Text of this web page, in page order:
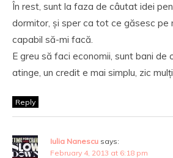
În rest, sunt la faza de câutat idei
dormitor, și sper ca tot ce găsesc pe
capabil să-mi facă.
E greu să faci economii, sunt bani de
atinge, un credit e mai simplu, zic
Reply
Iulia Nanescu says:
February 4, 2013 at 6:18 pm